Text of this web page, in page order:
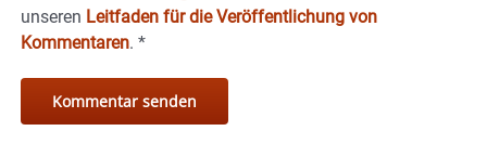
unseren Leitfaden für die Veröffentlichung von
Kommentaren. *